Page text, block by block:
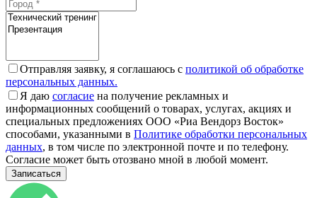
Отправляя заявку, я соглашаюсь с политикой об обработке
персональных данных.
Я даю согласие на получение рекламных и
информационных сообщений о товарах, услугах, акциях и
специальных предложениях ООО «Риа Вендорз Восток»
способами, указанными в Политике обработки персональных
данных, в том числе по электронной почте и по телефону.
Согласие может быть отозвано мной в любой момент.